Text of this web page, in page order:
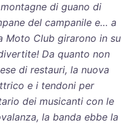
di guano di
del campanile e… a
Moto Club girarono in su
Da quanto non
di restauri, la nuova
e i tendoni per
dei musicanti con le
la banda ebbe la